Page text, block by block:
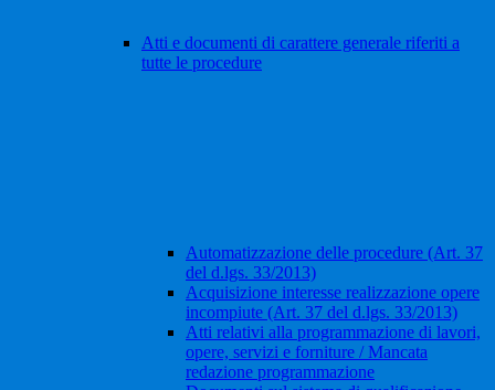
Atti e documenti di carattere generale riferiti a
tutte le procedure
Automatizzazione delle procedure (Art. 37
del d.lgs. 33/2013)
Acquisizione interesse realizzazione opere
incompiute (Art. 37 del d.lgs. 33/2013)
Atti relativi alla programmazione di lavori,
opere, servizi e forniture / Mancata
redazione programmazione